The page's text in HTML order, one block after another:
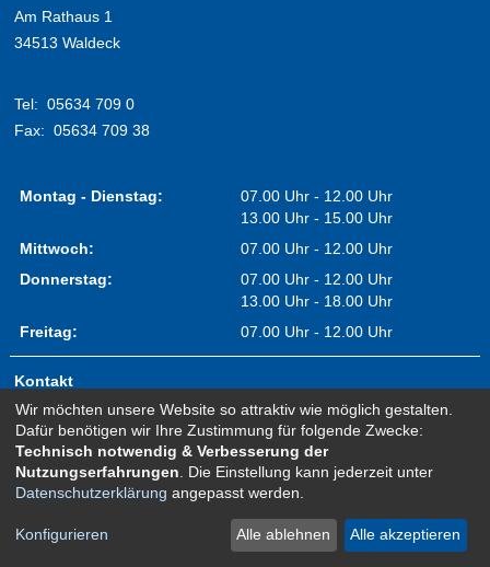
Am Rathaus 1
34513 Waldeck
Tel: 05634 709 0
Fax: 05634 709 38
Montag - Dienstag:
07.00 Uhr - 12.00 Uhr
13.00 Uhr - 15.00 Uhr
Mittwoch:
07.00 Uhr - 12.00 Uhr
Donnerstag:
07.00 Uhr - 12.00 Uhr
13.00 Uhr - 18.00 Uhr
Freitag:
07.00 Uhr - 12.00 Uhr
Kontakt
Impressum
Erklärung zur Barrierefreiheit
Sitemap
Newsletter Anmeldung
Datenschutz
Wir möchten unsere Website so attraktiv wie möglich gestalten.
Dafür benötigen wir Ihre Zustimmung für folgende Zwecke:
Technisch notwendig & Verbesserung der
Nutzungserfahrungen . Die Einstellung kann jederzeit unter
Datenschutzerklärung angepasst werden.
Konfigurieren Alle ablehnen Alle akzeptieren